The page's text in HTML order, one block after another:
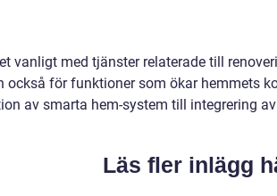
vanligt med tjänster relaterade till
också för funktioner som ökar hemmets
av smarta hem-system till integrering
Läs fler inlägg